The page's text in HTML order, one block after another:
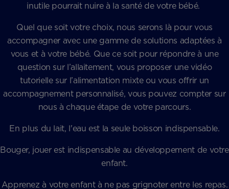
inutile pourrait nuire à la santé de votre bébé.
Quel que soit votre choix, nous serons là pour vous
accompagner avec une gamme de solutions adaptées à
vous et à votre bébé. Que ce soit pour répondre à une
question sur l’allaitement, vous proposer une vidéo
tutorielle sur l’alimentation mixte ou vous offrir un
accompagnement personnalisé, vous pouvez compter sur
nous à chaque étape de votre parcours.
En plus du lait, l'eau est la seule boisson indispensable.
Bouger, jouer est indispensable au développement de votre
enfant.
Apprenez à votre enfant à ne pas grignoter entre les repas.